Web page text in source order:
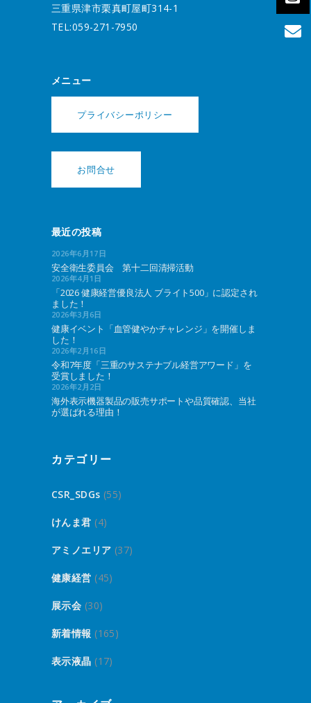
三重県津市栗真町屋町314-1
TEL:059-271-7950
メニュー
プライバシーポリシー
お問合せ
最近の投稿
2026年6月17日
安全衛生委員会 第十二回清掃活動
2026年4月1日
「2026 健康経営優良法人 ブライト500」に認定され
ました！
2026年3月6日
健康イベント「血管健やかチャレンジ」を開催しま
した！
2026年2月16日
令和7年度「三重のサステナブル経営アワード」を
受賞しました！
2026年2月2日
海外表示機器製品の販売サポートや品質確認、当社
が選ばれる理由！
カテゴリー
CSR_SDGs (55)
けんま君 (4)
アミノエリア (37)
健康経営 (45)
展示会 (30)
新着情報 (165)
表示液晶 (17)